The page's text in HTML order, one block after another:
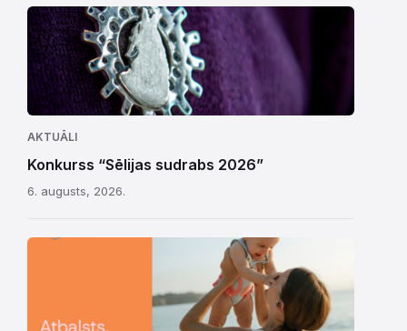
AKTUĀLI
Konkurss “Sēlijas sudrabs 2026”
6. augusts, 2026.